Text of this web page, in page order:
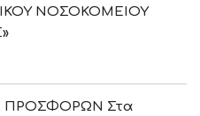
ΝΟΣΟΚΟΜΕΙΟΥ
Στα